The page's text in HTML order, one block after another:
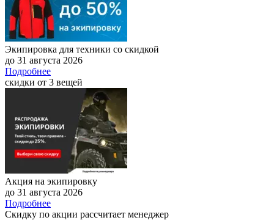
Экипировка для техники со скидкой
до 31 августа 2026
Подробнее
скидки от 3 вещей
Акция на экипировку
до 31 августа 2026
Подробнее
Скидку по акции рассчитает менеджер